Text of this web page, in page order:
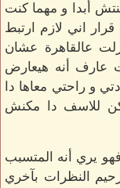
أبدا و مهما كنت
اني لازم ارتبط
عالقاهرة عشان
عارف أنه هيعارض
و راحتي معاها دا
للاسف دا مكنش
يري أنه المتسبب
النظرات بآخري